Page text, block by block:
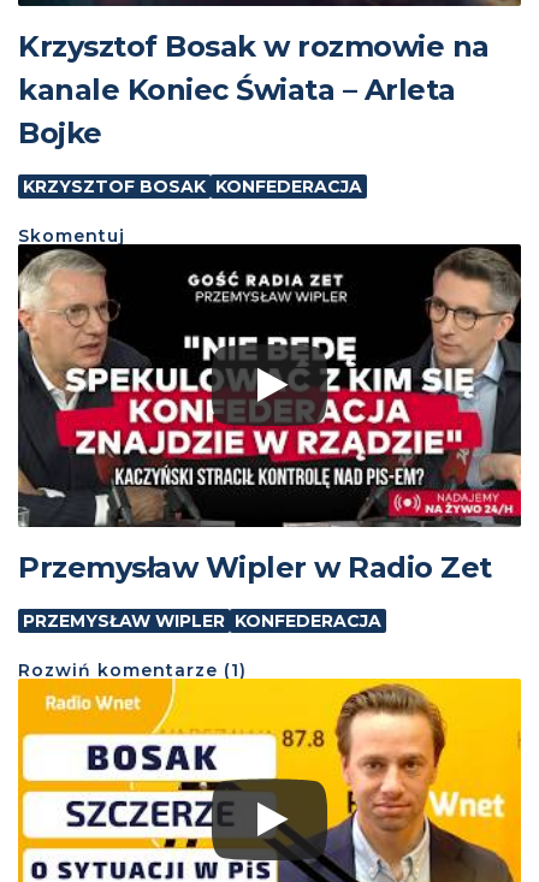
Krzysztof Bosak w rozmowie na
kanale Koniec Świata – Arleta
Bojke
KRZYSZTOF BOSAK KONFEDERACJA
Skomentuj
Przemysław Wipler w Radio Zet
PRZEMYSŁAW WIPLER KONFEDERACJA
Rozwiń komentarze (1)